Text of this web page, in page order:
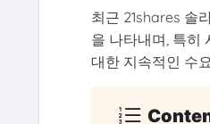
최근 21shares 솔
을 나타내며, 특히
대한 지속적인 수